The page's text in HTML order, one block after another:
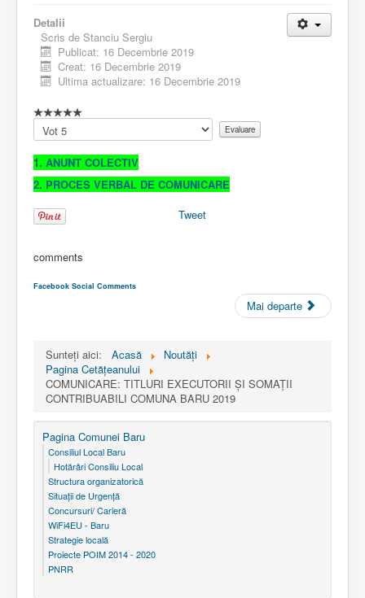
Detalii
Scris de Stanciu Sergiu
Publicat: 16 Decembrie 2019
Creat: 16 Decembrie 2019
Ultima actualizare: 16 Decembrie 2019
Vă
rugăm
să
evaluați
1. ANUNT COLECTIV
2. PROCES VERBAL DE COMUNICARE
Tweet
comments
Facebook Social Comments
Mai departe
Sunteți aici: Acasă
Noutăţi
Pagina Cetăţeanului
COMUNICARE: TITLURI EXECUTORII ȘI SOMAȚII
CONTRIBUABILI COMUNA BARU 2019
Pagina Comunei Baru
Consiliul Local Baru
Hotărâri Consiliu Local
Structura organizatorică
Situaţii de Urgenţă
Concursuri/ Carieră
WiFi4EU - Baru
Strategie locală
Proiecte POIM 2014 - 2020
PNRR